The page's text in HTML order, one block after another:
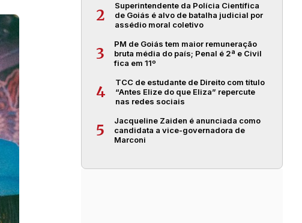
2
Superintendente da Polícia Científica
de Goiás é alvo de batalha judicial por
assédio moral coletivo
3
PM de Goiás tem maior remuneração
bruta média do país; Penal é 2ª e Civil
fica em 11º
4
TCC de estudante de Direito com título
“Antes Elize do que Eliza” repercute
nas redes sociais
5
Jacqueline Zaiden é anunciada como
candidata a vice-governadora de
Marconi